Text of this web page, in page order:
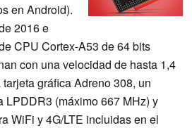
en Android).
2016 e
CPU Cortex-A53 de 64 bits
con una velocidad de hasta 1,4
gráfica Adreno 308, un
LPDDR3 (máximo 667 MHz) y
WiFi y 4G/LTE incluidas en el